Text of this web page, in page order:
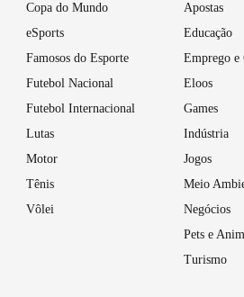
Copa do Mundo
eSports
Famosos do Esporte
Futebol Nacional
Futebol Internacional
Lutas
Motor
Tênis
Vôlei
Apostas
Educação
Emprego e
Eloos
Games
Indústria
Jogos
Meio
Negócios
Pets e
Turismo